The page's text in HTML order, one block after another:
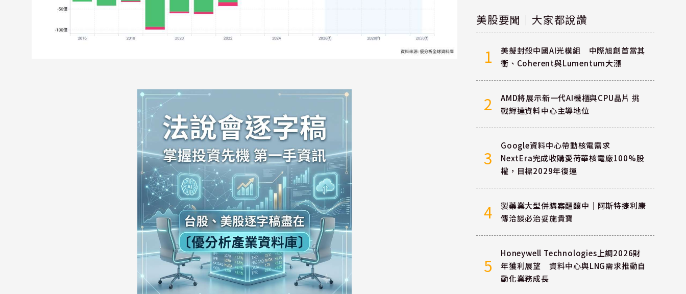
美股要聞｜大家都說讚
1
美擬封殺中國AI光模組 中際旭創首當其
衝、Coherent與Lumentum大漲
2
AMD將展示新一代AI機櫃與CPU晶片 挑
戰輝達資料中心主導地位
3
Google資料中心帶動核電需求
NextEra完成收購愛荷華核電廠100%股
權，目標2029年復運
4
製藥業大型併購案醞釀中｜阿斯特捷利康
傳洽談必治妥施貴寶
5
Honeywell Technologies上調2026財
年獲利展望 資料中心與LNG需求推動自
動化業務成長